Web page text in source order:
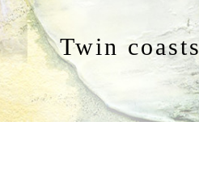
Twin